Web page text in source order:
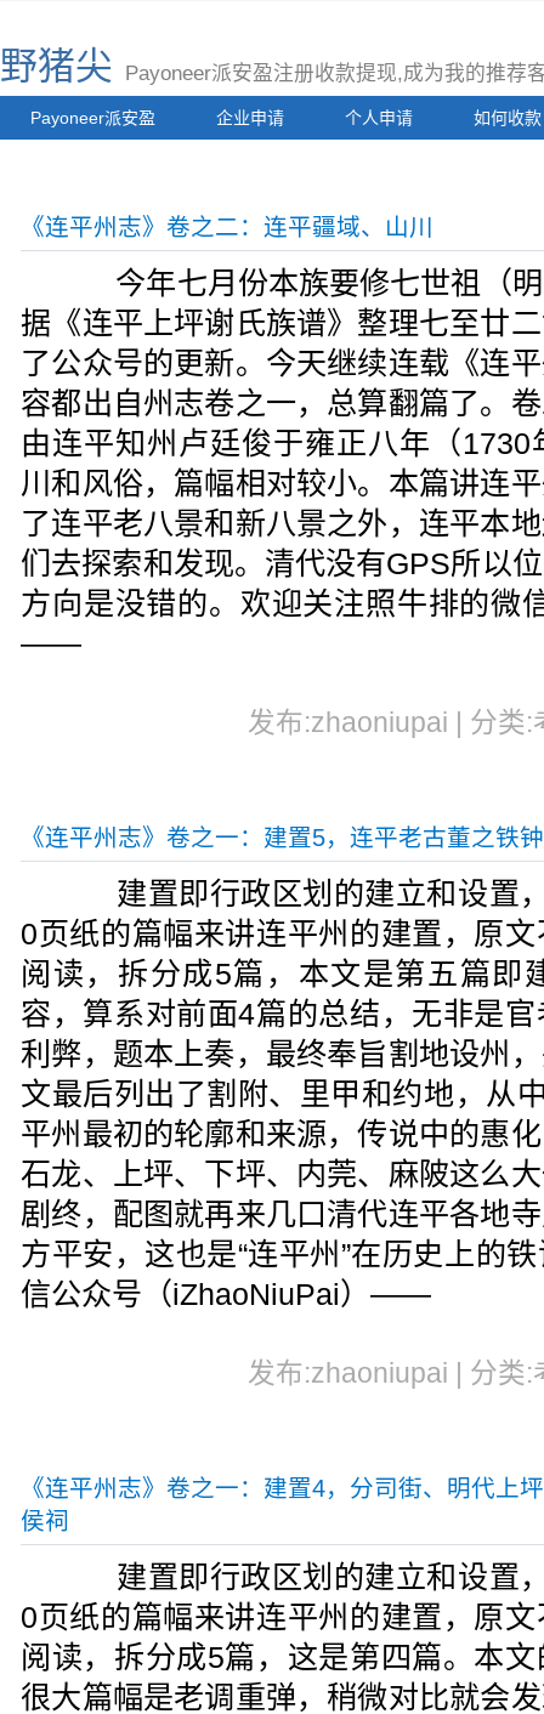
野猪尖 Payoneer派安盈注册收款提现,成为我的推荐
Payoneer派安盈 企业申请 个人申请 如何收款
《连平州志》卷之二：连平疆域、山川
今年七月份本族要修七世祖（明
据《连平上坪谢氏族谱》整理七至廿
了公众号的更新。今天继续连载《连
容都出自州志卷之一，总算翻篇了。
由连平知州卢廷俊于雍正八年（
川和风俗，篇幅相对较小。本篇讲连
了连平老八景和新八景之外，连平本
们去探索和发现。清代没有GPS所以
方向是没错的。欢迎关注照牛排的微
——
发布:zhaoniupai | 分类
《连平州志》卷之一：建置5，连平老古董之铁
建置即行政区划的建立和设置
0页纸的篇幅来讲连平州的建置，原
阅读，拆分成5篇，本文是第五篇即
容，算系对前面4篇的总结，无非是
利弊，题本上奏，最终奉旨割地设州
文最后列出了割附、里甲和约地，从
平州最初的轮廓和来源，传说中的惠
石龙、上坪、下坪、内莞、麻陂这么
剧终，配图就再来几口清代连平各地
方平安，这也是“连平州”在历史上的
信公众号（iZhaoNiuPai）——
发布:zhaoniupai | 分类
《连平州志》卷之一：建置4，分司街、明代上
侯祠
建置即行政区划的建立和设置
0页纸的篇幅来讲连平州的建置，原
阅读，拆分成5篇，这是第四篇。本
很大篇幅是老调重弹，稍微对比就会